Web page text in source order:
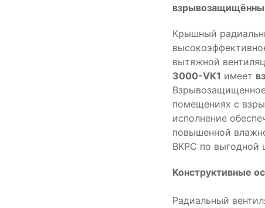
Крышный
вытяжной
3000-VK1 имеет
Взрывозащищенное
помещениях с
исполнение
повышенной
ВКРС по выгодной
Конструктивные
Радиальный